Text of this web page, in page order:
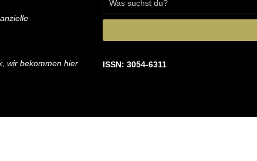
wir bekommen hier
ISSN: 3054-6311